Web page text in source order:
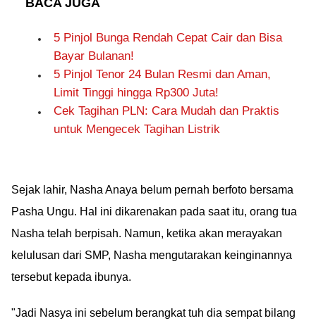
BACA JUGA
5 Pinjol Bunga Rendah Cepat Cair dan Bisa
Bayar Bulanan!
5 Pinjol Tenor 24 Bulan Resmi dan Aman,
Limit Tinggi hingga Rp300 Juta!
Cek Tagihan PLN: Cara Mudah dan Praktis
untuk Mengecek Tagihan Listrik
Sejak lahir, Nasha Anaya belum pernah berfoto bersama
Pasha Ungu. Hal ini dikarenakan pada saat itu, orang tua
Nasha telah berpisah. Namun, ketika akan merayakan
kelulusan dari SMP, Nasha mengutarakan keinginannya
tersebut kepada ibunya.
"Jadi Nasya ini sebelum berangkat tuh dia sempat bilang